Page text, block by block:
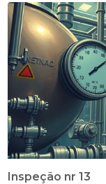
Inspeção nr 13